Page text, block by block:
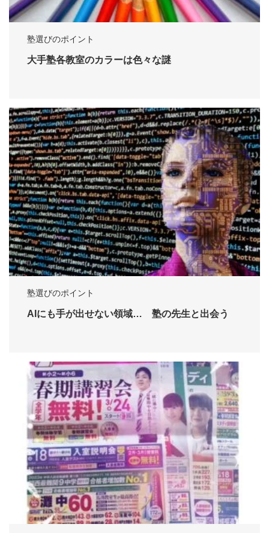
塾選びのポイント
大手塾各教室のカラーは色々な謎
塾選びのポイント
AIにも手が出せない領域… 塾の先生と出会う